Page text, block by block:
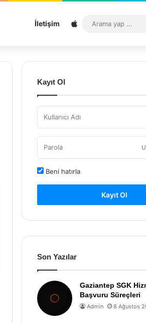
İletişim Sitemap
Kayıt Ol
Beni hatırla
Kayıt Ol
Son Yazılar
Gaziantep SGK
Başvuru Süreçleri
Admin 8 Ağustos